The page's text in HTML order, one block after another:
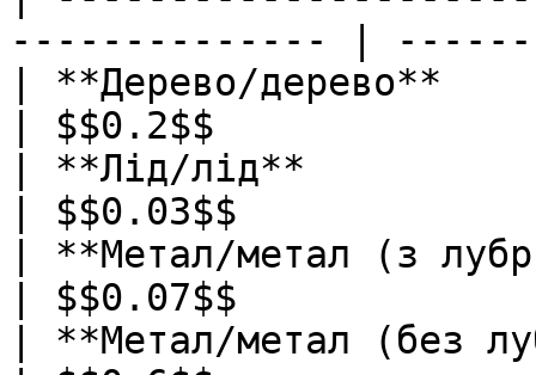
-------------- |
| **Дерево/
| $$0.2$$
| **Лід/лід**
| $$0.03$$
| **Метал/метал (з
| $$0.07$$
| **Метал/метал (без